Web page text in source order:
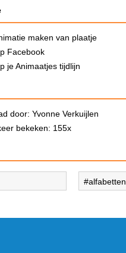
maken van plaatje
Facebook
je Animaatjes tijdlijn
door: Yvonne Verkuijlen
bekeken: 155x
alfabetten